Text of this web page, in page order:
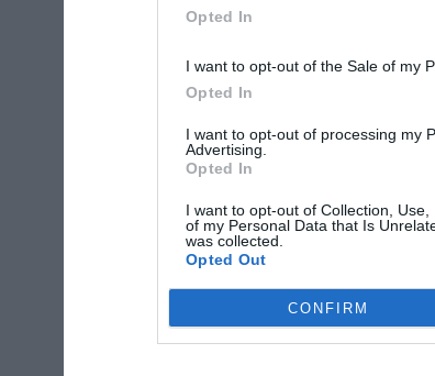
Opted In
I want to opt-out of the Sale of my
Opted In
I want to opt-out of processing my
Advertising.
Opted In
I want to opt-out of Collection,
of my Personal Data that Is
was collected.
Opted Out
CONFIRM
Fot.